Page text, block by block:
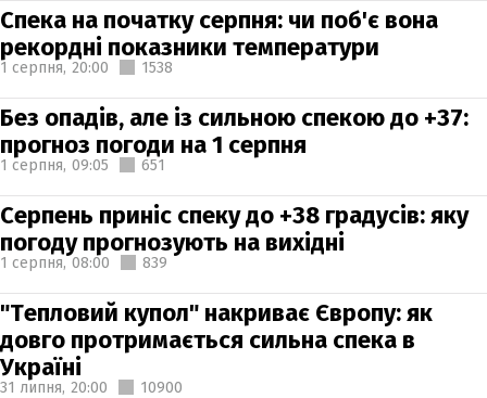
Спека на початку серпня: чи поб'є вона
рекордні показники температури
1 серпня, 20:00 1538
Без опадів, але із сильною спекою до +37:
прогноз погоди на 1 серпня
1 серпня, 09:05 651
Серпень приніс спеку до +38 градусів: яку
погоду прогнозують на вихідні
1 серпня, 08:00 839
"Тепловий купол" накриває Європу: як
довго протримається сильна спека в
Україні
31 липня, 20:00 10900